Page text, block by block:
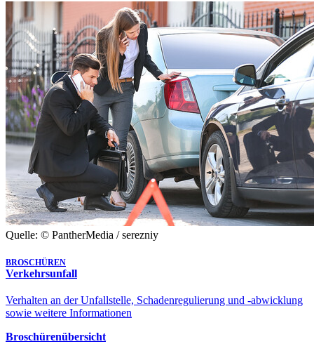
Quelle: © PantherMedia / serezniy
BROSCHÜREN
Verkehrsunfall
Verhalten an der Unfallstelle, Schadenregulierung und -abwicklung
sowie weitere Informationen
Broschürenübersicht